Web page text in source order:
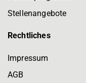
Stellenangebote
Rechtliches
Impressum
AGB